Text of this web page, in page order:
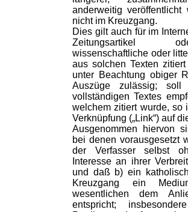
anderweitig veröffentlicht
nicht im Kreuzgang.
Dies gilt auch für im
Zeitungsartikel
wissenschaftliche oder
aus solchen Texten
unter Beachtung obiger
Auszüge zulässig;
vollständigen Textes
welchem zitiert wurde, so
Verknüpfung („Link“) auf
Ausgenommen hiervon
bei denen vorausgesetzt
der Verfasser selbst
Interesse an ihrer
und daß b) ein
Kreuzgang ein
wesentlichen dem
entspricht;